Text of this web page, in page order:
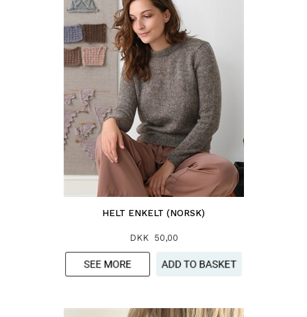
HELT ENKELT (NORSK)
DKK 50,00